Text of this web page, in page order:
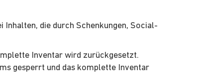
die durch Schenkungen, Social-
Inventar wird zurückgesetzt.
gesperrt und das komplette Inventar